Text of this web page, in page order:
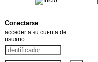
Conectarse
acceder a su cuenta de
usuario